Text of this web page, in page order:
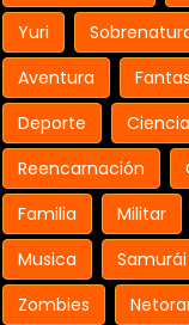
Yuri
Aventura
Deporte
Reencarnación
Familia
Militar
Musica
Samurái
Zombies